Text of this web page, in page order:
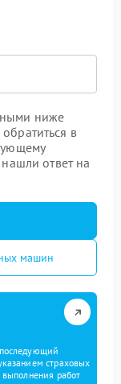
ниже
в
ответ на
машин
страховых
выполнения работ